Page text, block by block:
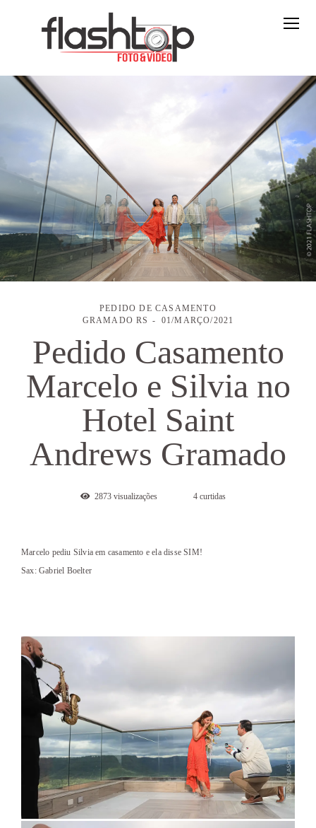
PEDIDO DE CASAMENTO
GRAMADO RS
01/MARÇO/2021
Pedido Casamento
Marcelo e Silvia no
Hotel Saint
Andrews Gramado
2873visualizações 4curtidas
Marcelo pediu Silvia em casamento e ela disse SIM!
Sax: Gabriel Boelter